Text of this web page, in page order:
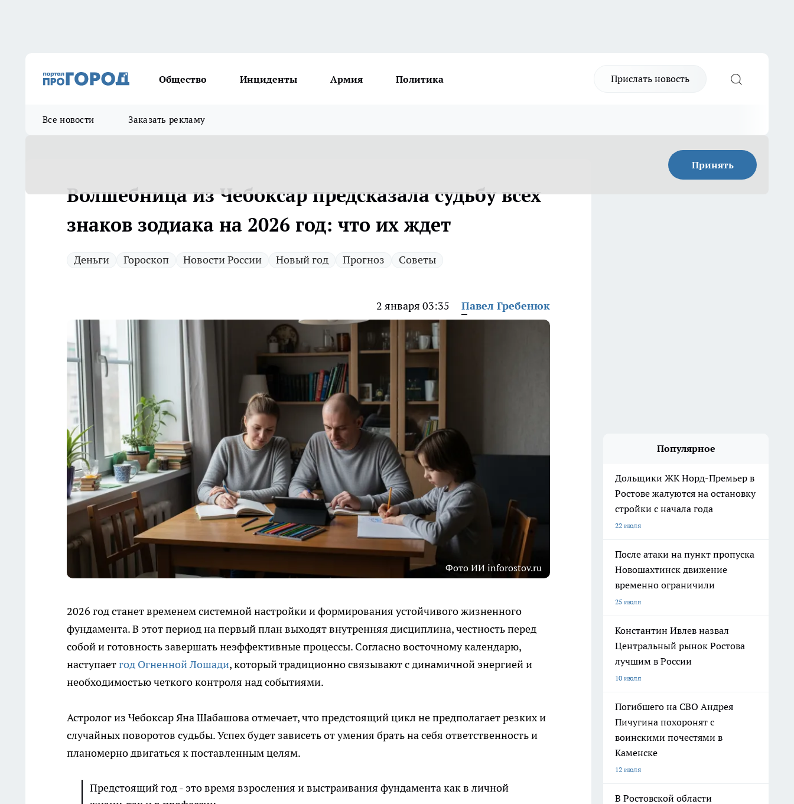
Общество Инциденты Армия Политика Прислать новость
Все новости Заказать рекламу
Принять
Волшебница из Чебоксар предсказала судьбу всех
знаков зодиака на 2026 год: что их ждет
Деньги Гороскоп Новости России Новый год Прогноз Советы
2 января 03:35 Павел Гребенюк
Фото ИИ inforostov.ru
2026 год станет временем системной настройки и формирования устойчивого жизненного
фундамента. В этот период на первый план выходят внутренняя дисциплина, честность перед
собой и готовность завершать неэффективные процессы. Согласно восточному календарю,
наступаетгод Огненной Лошади, который традиционно связывают с динамичной энергией и
необходимостью четкого контроля над событиями.
Астролог из Чебоксар Яна Шабашова отмечает, что предстоящий цикл не предполагает резких и
случайных поворотов судьбы. Успех будет зависеть от умения брать на себя ответственность и
планомерно двигаться к поставленным целям.
Предстоящий год - это время взросления и выстраивания фундамента как в личной
Популярное
Дольщики ЖК Норд-Премьер в
Ростове жалуются на остановку
стройки с начала года
22 июля
После атаки на пункт пропуска
Новошахтинск движение
временно ограничили
25 июля
Константин Ивлев назвал
Центральный рынок Ростова
лучшим в России
10 июля
Погибшего на СВО Андрея
Пичугина похоронят с
воинскими почестями в
Каменске
12 июля
В Ростовской области